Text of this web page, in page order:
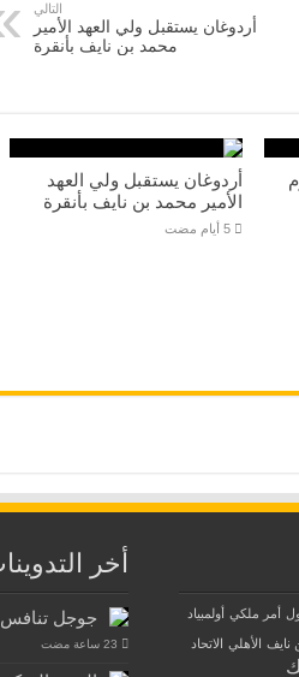
التالي
أردوغان يستقبل ولي العهد الأمير
محمد بن نايف بأنقرة
أردوغان يستقبل ولي العهد
الأمير محمد بن نايف بأنقرة
‏5 أيام مضت
أمر ملكي أولمبياد
نايف الأهلي الاتحاد
أخر
جوجل تنافس آيفون 7